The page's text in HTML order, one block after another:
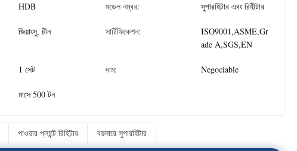
HDB মডেল নম্বর: সুপারহিটার এবং রিহীটার
জিয়াংসু, চীন সার্টিফিকেশন:
ISO9001,ASME,Gr
ade A,SGS,EN
1 সেট দাম: Negociable
মাসে 500 টন
পাওয়ার প্লান্টে রিহিটার বয়লারে সুপারহিটার